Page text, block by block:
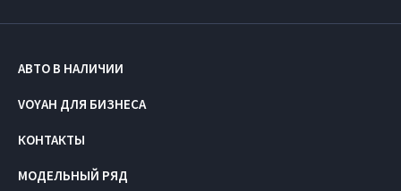
АВТО В НАЛИЧИИ
VOYAH ДЛЯ БИЗНЕСА
КОНТАКТЫ
МОДЕЛЬНЫЙ РЯД